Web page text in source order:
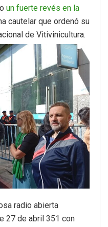
un fuerte revés en la
cautelar que ordenó su
de Vitivinicultura.
radio abierta
27 de abril 351 con